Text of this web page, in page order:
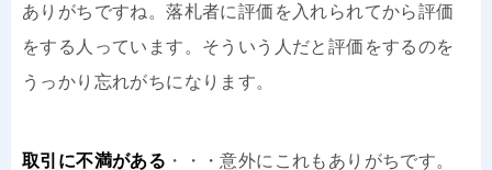
ありがちですね。落札者に評価を入れられてから評価
をする人っています。そういう人だと評価をするのを
うっかり忘れがちになります。
取引に不満がある ・・・意外にこれもありがちです。